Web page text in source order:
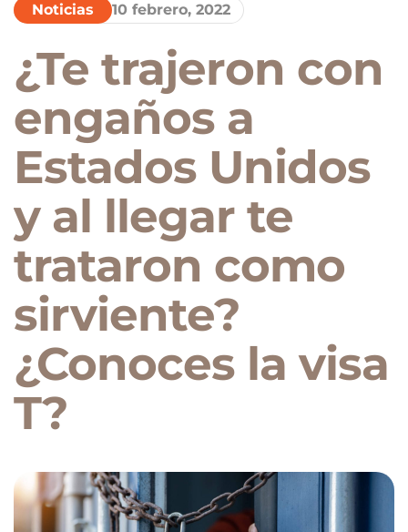
Noticias 10 febrero, 2022
¿Te trajeron con
engaños a
Estados Unidos
y al llegar te
trataron como
sirviente?
¿Conoces la visa
T?